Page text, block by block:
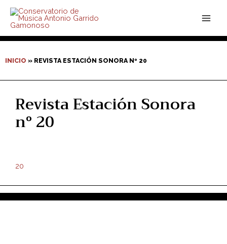
contenido
INICIO » REVISTA ESTACIÓN SONORA Nº 20
Revista Estación Sonora
nº 20
20